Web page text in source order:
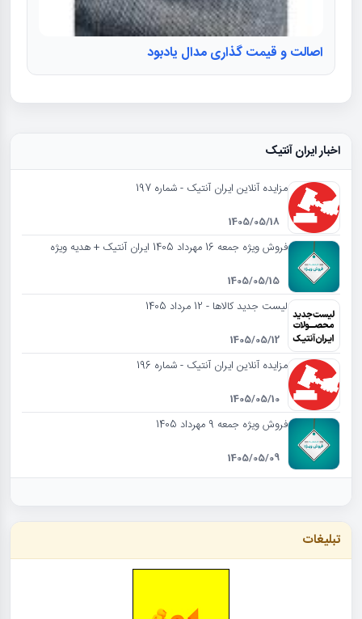
اصالت و قیمت گذاری مدال یادبود
اخبار ایران آنتیک
مزایده آنلاین ایران آنتیک - شماره 197
1405/05/18
فروش ویژه جمعه 16 مهرداد 1405 ایران آنتیک + هدیه ویژه
1405/05/15
لیست جدید کالاها - 12 مرداد 1405
1405/05/12
مزایده آنلاین ایران آنتیک - شماره 196
1405/05/10
فروش ویژه جمعه 9 مهرداد 1405
1405/05/09
تبلیغات